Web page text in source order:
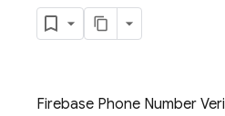
Firebase Phone Number